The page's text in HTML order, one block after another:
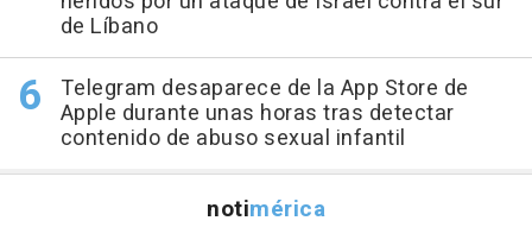
de Líbano
Telegram desaparece de la App Store de
Apple durante unas horas tras detectar
contenido de abuso sexual infantil
notimérica